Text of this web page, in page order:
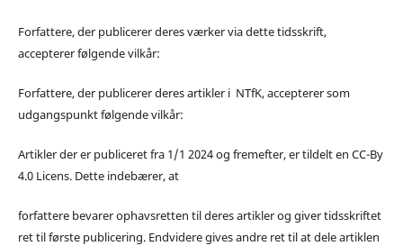
Forfattere, der publicerer deres værker via dette tidsskrift,
accepterer følgende vilkår:
Forfattere, der publicerer deres artikler i NTfK, accepterer som
udgangspunkt følgende vilkår:
Artikler der er publiceret fra 1/1 2024 og fremefter, er tildelt en CC-By
4.0 Licens. Dette indebærer, at
forfattere bevarer ophavsretten til deres artikler og giver tidsskriftet
ret til første publicering. Endvidere gives andre ret til at dele artiklen